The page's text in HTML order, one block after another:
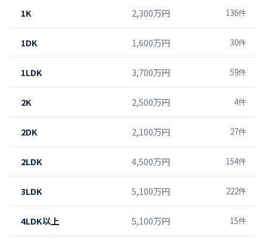
1K 2,300万円 136件
1DK 1,600万円 30件
1LDK 3,700万円 59件
2K 2,500万円 4件
2DK 2,100万円 27件
2LDK 4,500万円 154件
3LDK 5,100万円 222件
4LDK以上 5,100万円 15件